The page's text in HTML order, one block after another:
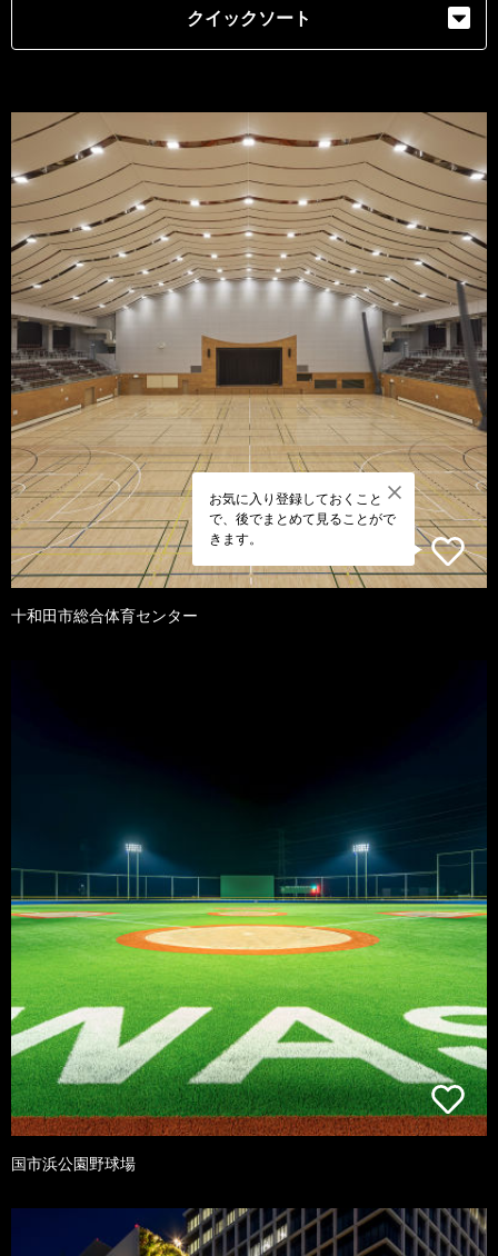
クイックソート
お気に入り登録しておくこと
で、後でまとめて見ることがで
きます。
十和田市総合体育センター
国市浜公園野球場